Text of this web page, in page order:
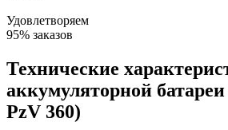
Удовлетворяем
95% заказов
Технические
аккумуляторной
PzV 360)